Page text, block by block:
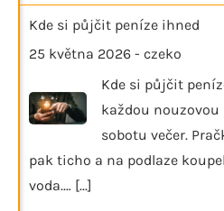
Kde si půjčit peníze ihned
25 května 2026 - czeko
Kde si půjčit
každou
sobotu večer.
pak ticho a na podlaze
voda.… [...]